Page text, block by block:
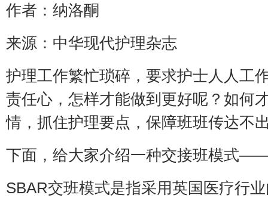
作者：纳洛酮
来源：中华现代护理杂志
护理工作繁忙琐碎，要求护士人人工
责任心，怎样才能做到更好呢？如何
情，抓住护理要点，保障班班传达不
下面，给大家介绍一种交接班模式
SBAR交班模式是指采用英国医疗行